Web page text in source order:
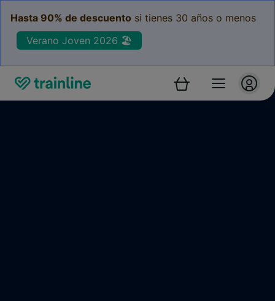
Hasta 90% de descuento si tienes 30 años o menos
Verano Joven 2026 🏖️